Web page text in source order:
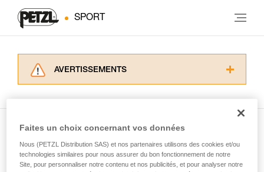
SPORT
AVERTISSEMENTS
informations de la notice technique pour
d’informations.
Maîtriser ces techniques nécessite une
Voir tous les conseils
Faites un choix concernant vos données
Nous (PETZL Distribution SAS) et nos partenaires utilisons des cookies et/ou
technologies similaires pour nous assurer du bon fonctionnement de notre
Site, pour personnaliser notre contenu et nos publicités, et pour analyser notre